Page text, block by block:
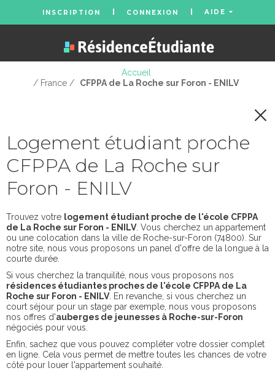
INSCRIPTION CONNEXION AIDE
Accueil
/ France /
CFPPA de La Roche sur Foron - ENILV
Logement étudiant proche
CFPPA de La Roche sur
Foron - ENILV
Trouvez votre logement étudiant proche de l'école CFPPA
de La Roche sur Foron - ENILV. Vous cherchez un appartement
ou une colocation dans la ville de Roche-sur-Foron (74800). Sur
notre site, nous vous proposons un panel d'offre de la longue à la
courte durée.
Si vous cherchez la tranquilité, nous vous proposons nos
résidences étudiantes proches de l'école CFPPA de La
Roche sur Foron - ENILV. En revanche, si vous cherchez un
court séjour pour un stage par exemple, nous vous proposons
nos offres d'auberges de jeunesses à Roche-sur-Foron
négociés pour vous.
Enfin, sachez que vous pouvez compléter votre dossier complet
en ligne. Cela vous permet de mettre toutes les chances de votre
côté pour louer l'appartement souhaité.